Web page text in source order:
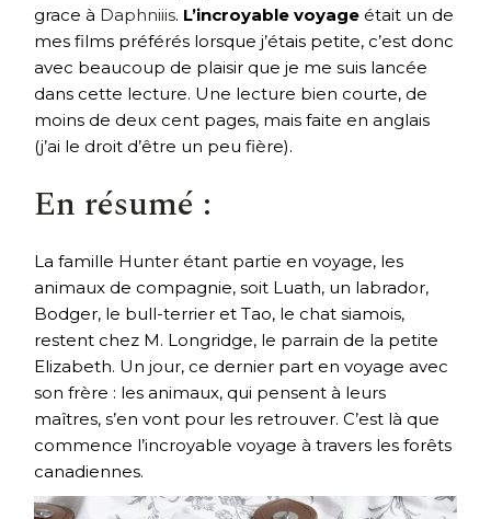
grace à Daphniiis. L’incroyable voyage était un de
mes films préférés lorsque j’étais petite, c’est donc
avec beaucoup de plaisir que je me suis lancée
dans cette lecture. Une lecture bien courte, de
moins de deux cent pages, mais faite en anglais
(j’ai le droit d’être un peu fière).
En résumé :
La famille Hunter étant partie en voyage, les
animaux de compagnie, soit Luath, un labrador,
Bodger, le bull-terrier et Tao, le chat siamois,
restent chez M. Longridge, le parrain de la petite
Elizabeth. Un jour, ce dernier part en voyage avec
son frère : les animaux, qui pensent à leurs
maîtres, s’en vont pour les retrouver. C’est là que
commence l’incroyable voyage à travers les forêts
canadiennes.